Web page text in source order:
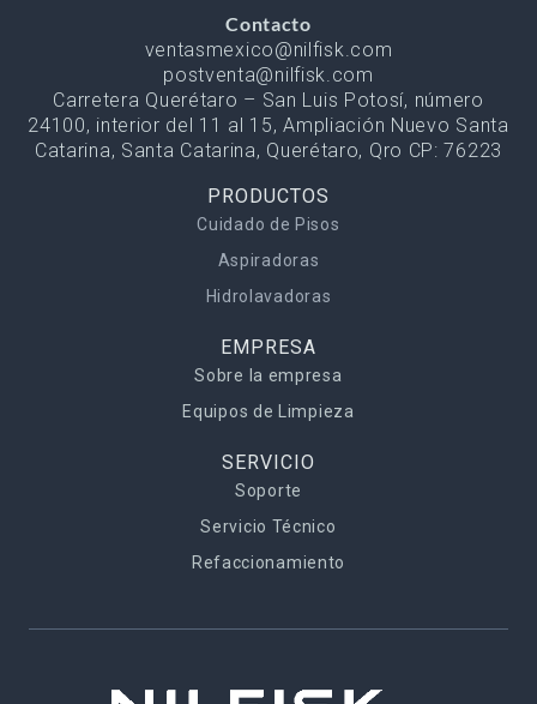
Contacto
ventasmexico@nilfisk.com
postventa@nilfisk.com
Carretera Querétaro – San Luis Potosí, número
24100, interior del 11 al 15, Ampliación Nuevo Santa
Catarina, Santa Catarina, Querétaro, Qro CP: 76223
PRODUCTOS
Cuidado de Pisos
Aspiradoras
Hidrolavadoras
EMPRESA
Sobre la empresa
Equipos de Limpieza
SERVICIO
Soporte
Servicio Técnico
Refaccionamiento